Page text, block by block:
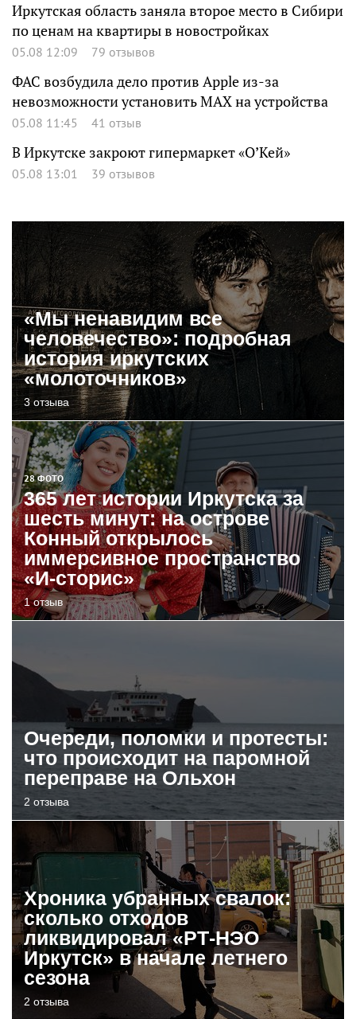
Иркутская область заняла второе место в Сибири
по ценам на квартиры в новостройках
05.08 12:09 79 отзывов
ФАС возбудила дело против Apple из-за
невозможности установить MAX на устройства
05.08 11:45 41 отзыв
В Иркутске закроют гипермаркет «О’Кей»
05.08 13:01 39 отзывов
«Мы ненавидим все
человечество»: подробная
история иркутских
«молоточников»
3 отзыва
28 ФОТО
365 лет истории Иркутска за
шесть минут: на острове
Конный открылось
иммерсивное пространство
«И-сторис»
1 отзыв
Очереди, поломки и протесты:
что происходит на паромной
переправе на Ольхон
2 отзыва
Хроника убранных свалок:
сколько отходов
ликвидировал «РТ-НЭО
Иркутск» в начале летнего
сезона
2 отзыва